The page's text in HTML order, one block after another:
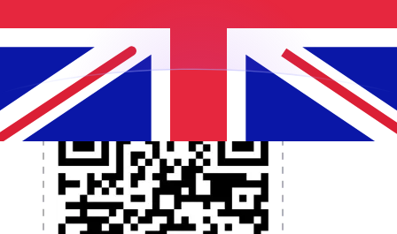
l'application dès aujourd'hui !